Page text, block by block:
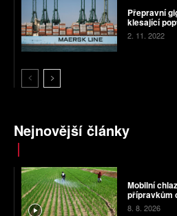
Přepravní
klesající
2. 11. 2022
Nejnovější články
Mobilní
přípravkům
8. 8. 2026